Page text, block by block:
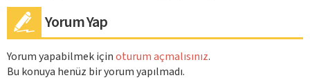
Yorum Yap
Yorum yapabilmek içinoturum açmalısınız.
Bu konuya henüz bir yorum yapılmadı.